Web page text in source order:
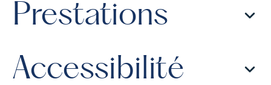
Prestations
Accessibilité